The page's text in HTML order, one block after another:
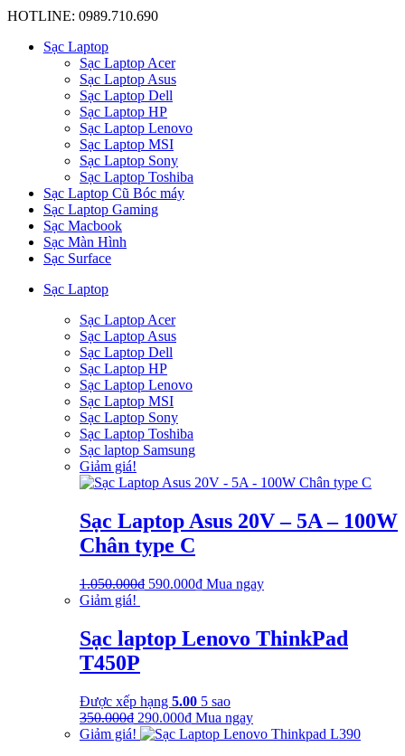
HOTLINE: 0989.710.690
Sạc Laptop
Sạc Laptop Acer
Sạc Laptop Asus
Sạc Laptop Dell
Sạc Laptop HP
Sạc Laptop Lenovo
Sạc Laptop MSI
Sạc Laptop Sony
Sạc Laptop Toshiba
Sạc Laptop Cũ Bóc máy
Sạc Laptop Gaming
Sạc Macbook
Sạc Màn Hình
Sạc Surface
Sạc Laptop
Sạc Laptop Acer
Sạc Laptop Asus
Sạc Laptop Dell
Sạc Laptop HP
Sạc Laptop Lenovo
Sạc Laptop MSI
Sạc Laptop Sony
Sạc Laptop Toshiba
Sạc laptop Samsung
Giảm giá!
Sạc Laptop Asus 20V – 5A – 100W
Chân type C
1.050.000₫ Giá
1.050.000₫.
590.000₫Giá
590.000₫.
Mua ngay
Giảm giá!
Sạc laptop Lenovo ThinkPad
T450P
Được xếp hạng 5.00 5 sao
350.000₫ Giá
gốc
290.000₫Giá
hiện
Mua ngay
Giảm giá!